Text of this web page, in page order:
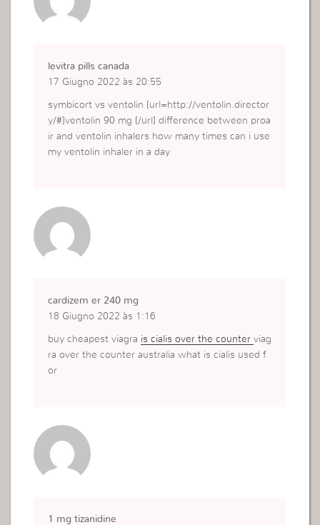
levitra pills canada
17 Giugno 2022 às 20:55
symbicort vs ventolin [url=http://ventolin.director
y/#]ventolin 90 mg [/url] difference between proa
ir and ventolin inhalers how many times can i use
my ventolin inhaler in a day
cardizem er 240 mg
18 Giugno 2022 às 1:16
buy cheapest viagra is cialis over the counterviag
ra over the counter australia what is cialis used f
or
1 mg tizanidine